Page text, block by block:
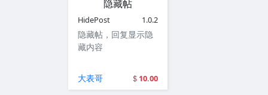
隐藏帖
HidePost 1.0.2
隐藏帖，回复显示隐
藏内容
大表哥 10.00